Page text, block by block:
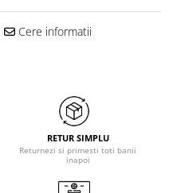
Cere informatii
RETUR SIMPLU
Returnezi si primesti toti banii
inapoi